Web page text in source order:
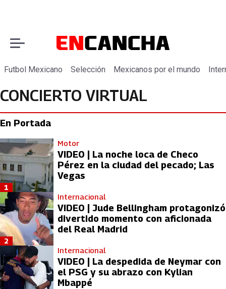
Futbol Mexicano Selección Mexicanos por el mundo
CONCIERTO VIRTUAL
En Portada
Motor
VIDEO | La noche loca de Checo
Pérez en la ciudad del pecado; Las
Vegas
1
Internacional
VIDEO | Jude Bellingham protagonizó
divertido momento con aficionada
del Real Madrid
2
Internacional
VIDEO | La despedida de Neymar con
el PSG y su abrazo con Kylian
Mbappé